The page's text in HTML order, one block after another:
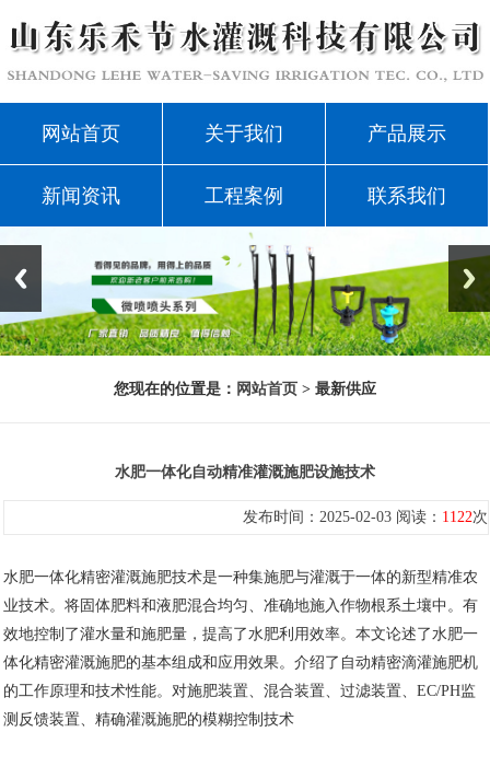
网站首页 关于我们 产品展示
新闻资讯 工程案例 联系我们
您现在的位置是： 网站首页 > 最新供应
水肥一体化自动精准灌溉施肥设施技术
发布时间：2025-02-03 阅读： 1122次
水肥一体化精密灌溉施肥技术是一种集施肥与灌溉于一体的新型精准农
业技术。将固体肥料和液肥混合均匀、准确地施入作物根系土壤中。有
效地控制了灌水量和施肥量，提高了水肥利用效率。本文论述了水肥一
体化精密灌溉施肥的基本组成和应用效果。介绍了自动精密滴灌施肥机
的工作原理和技术性能。对施肥装置、混合装置、过滤装置、EC/PH监
测反馈装置、精确灌溉施肥的模糊控制技术